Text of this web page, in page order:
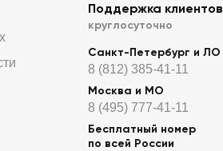
Поддержка клиентов
круглосуточно
Санкт-Петербург и ЛО
8 (812) 385-41-11
Москва и МО
8 (495) 777-41-11
Бесплатный номер
по всей России